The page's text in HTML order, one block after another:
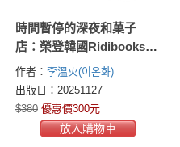
時間暫停的深夜和菓子
店：榮登韓國Ridibooks奇
幻小說排行榜第1名！史上
首例！在韓國尚未上市
前，海外11國版權火速售
作者： 李溫火(이온화)
出版日：20251127
$380 優惠價300元
放入購物車